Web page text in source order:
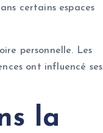
certains espaces
personnelle. Les
ont influencé ses
la